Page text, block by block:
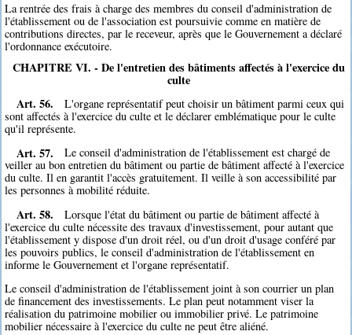
La rentrée des frais à charge des membres du conseil d'administration de
l'établissement ou de l'association est poursuivie comme en matière de
contributions directes, par le receveur, après que le Gouvernement a déclaré
l'ordonnance exécutoire.
CHAPITRE VI. - De l'entretien des bâtiments affectés à l'exercice du
culte
Art. 56.
L'organe représentatif peut choisir un bâtiment parmi ceux qui
sont affectés à l'exercice du culte et le déclarer emblématique pour le culte
qu'il représente.
Art. 57.
Le conseil d'administration de l'établissement est chargé de
veiller au bon entretien du bâtiment ou partie de bâtiment affecté à l'exercice
du culte. Il en garantit l'accès gratuitement. Il veille à son accessibilité par
les personnes à mobilité réduite.
Art. 58.
Lorsque l'état du bâtiment ou partie de bâtiment affecté à
l'exercice du culte nécessite des travaux d'investissement, pour autant que
l'établissement y dispose d'un droit réel, ou d'un droit d'usage conféré par
les pouvoirs publics, le conseil d'administration de l'établissement en
informe le Gouvernement et l'organe représentatif.
Le conseil d'administration de l'établissement joint à son courrier un plan
de financement des investissements. Le plan peut notamment viser la
réalisation du patrimoine mobilier ou immobilier privé. Le patrimoine
mobilier nécessaire à l'exercice du culte ne peut être aliéné.